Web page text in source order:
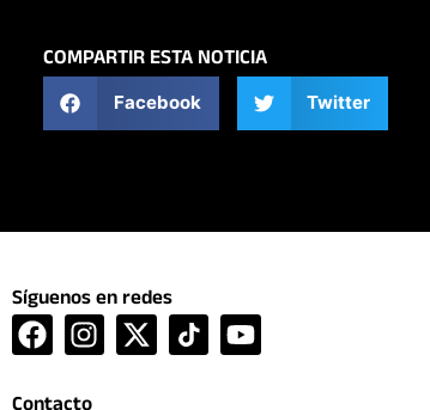
COMPARTIR ESTA NOTICIA
Facebook Twitter
Síguenos en redes
F
a
I
n
X
-
Y
o